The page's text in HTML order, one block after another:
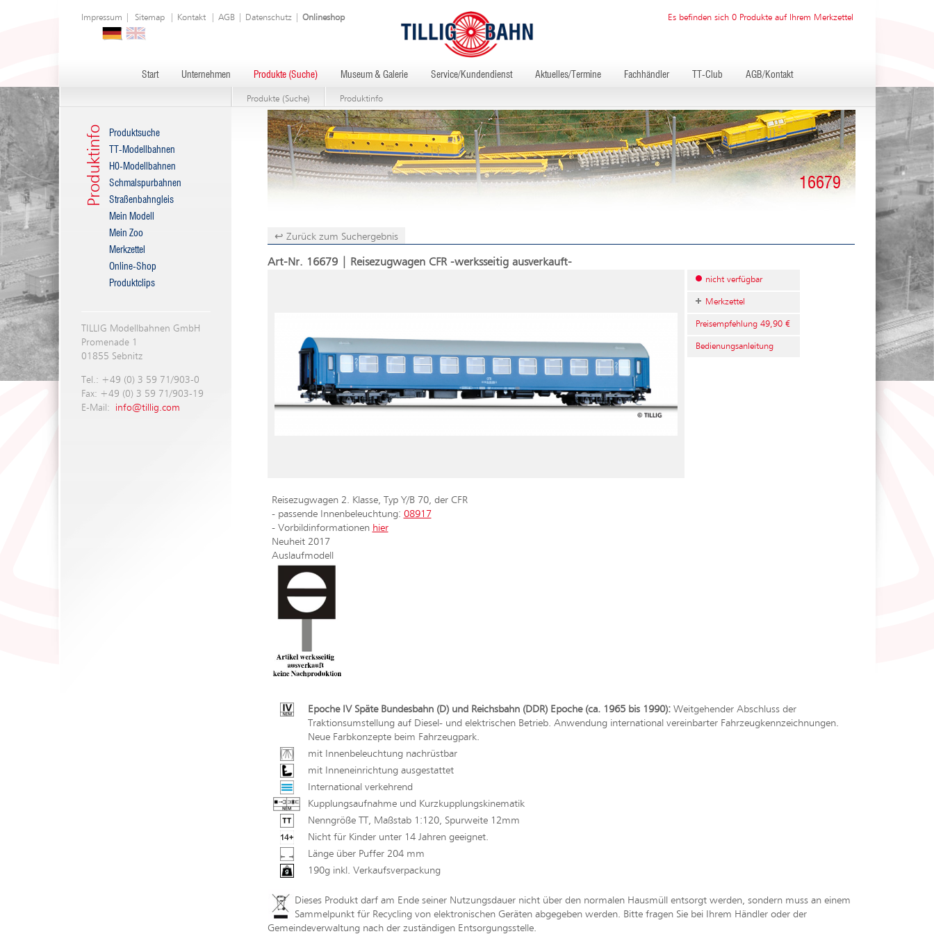
Es befinden sich 0 Produkte auf Ihrem Merkzettel
Impressum Sitemap| Kontakt| AGB| Datenschutz| Onlineshop
Start Unternehmen Produkte (Suche) Museum & Galerie Service/Kundendienst Aktuelles/Termine Fachhändler TT-Club AGB/Kontakt
Produkte (Suche) Produktinfo
Produktinfo
Produktsuche
TT-Modellbahnen
H0-Modellbahnen
Schmalspurbahnen
Straßenbahngleis
Mein Modell
Mein Zoo
Merkzettel
Online-Shop
Produktclips
TILLIG Modellbahnen GmbH
Promenade 1
01855 Sebnitz
Tel.: +49 (0) 3 59 71/903-0
Fax: +49 (0) 3 59 71/903-19
E-Mail:
info@tillig.com
16679
↩ Zurück zum Suchergebnis
Art-Nr. 16679 | Reisezugwagen CFR -werksseitig ausverkauft-
nicht verfügbar
Merkzettel
Preisempfehlung 49,90 €
Bedienungsanleitung
Reisezugwagen 2. Klasse, Typ Y/B 70, der CFR
- passende Innenbeleuchtung: 08917
- Vorbildinformationen hier
Neuheit 2017
Auslaufmodell
Epoche IV Späte Bundesbahn (D) und Reichsbahn (DDR) Epoche (ca. 1965 bis 1990):Weitgehender Abschluss der
Traktionsumstellung auf Diesel- und elektrischen Betrieb. Anwendung international vereinbarter Fahrzeugkennzeichnungen.
Neue Farbkonzepte beim Fahrzeugpark.
mit Innenbeleuchtung nachrüstbar
mit Inneneinrichtung ausgestattet
International verkehrend
Kupplungsaufnahme und Kurzkupplungskinematik
Nenngröße TT, Maßstab 1:120, Spurweite 12mm
Nicht für Kinder unter 14 Jahren geeignet.
Länge über Puffer 204 mm
190g inkl. Verkaufsverpackung
Dieses Produkt darf am Ende seiner Nutzungsdauer nicht über den normalen Hausmüll entsorgt werden, sondern muss an einem
Sammelpunkt für Recycling von elektronischen Geräten abgegeben werden. Bitte fragen Sie bei Ihrem Händler oder der
Gemeindeverwaltung nach der zuständigen Entsorgungsstelle.